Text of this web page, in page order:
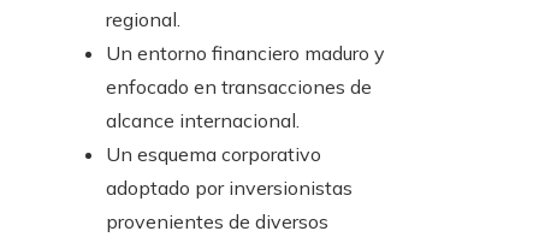
regional.
Un entorno financiero maduro y
enfocado en transacciones de
alcance internacional.
Un esquema corporativo
adoptado por inversionistas
provenientes de diversos